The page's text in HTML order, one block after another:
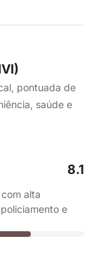
pontuada de
saúde e
8.1
alta
e